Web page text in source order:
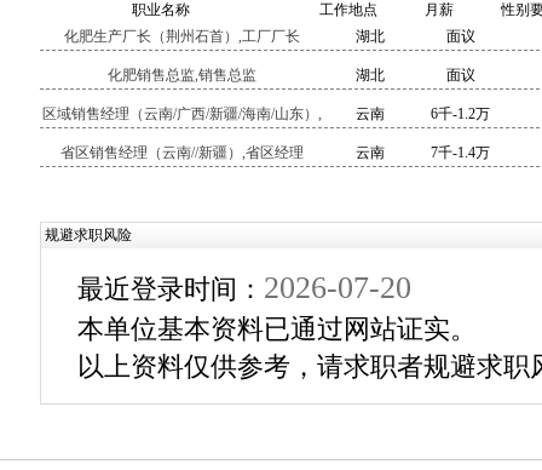
职业名称 工作地点 月薪
性别
化肥生产厂长（荆州石首）,工厂厂长
湖北 面议
化肥销售总监,销售总监 湖北 面议
区域销售经理（云南/广西/新疆/海南/山东）,
云南 6千-1.2万
省区销售经理（云南//新疆）,省区经理 云南 7千-1.4万
规避求职风险
最近登录时间： 2026-07-20
本单位基本资料已通过网站证实。
以上资料仅供参考，请求职者规避求职